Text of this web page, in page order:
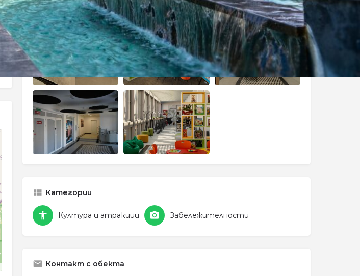
Галерия
Категории
Култура и атракции Забележителности
Контакт с обекта